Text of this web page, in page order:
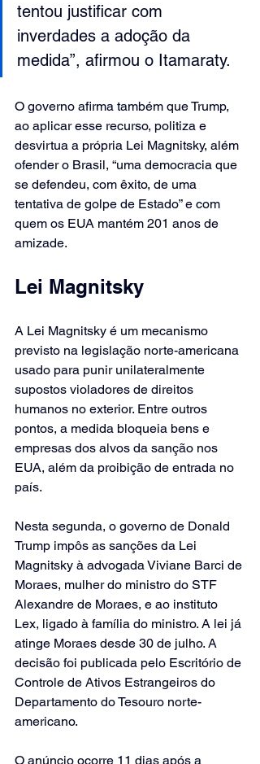
tentou justificar com
inverdades a adoção da
medida”, afirmou o Itamaraty.
O governo afirma também que Trump,
ao aplicar esse recurso, politiza e
desvirtua a própria Lei Magnitsky, além
ofender o Brasil, “uma democracia que
se defendeu, com êxito, de uma
tentativa de golpe de Estado” e com
quem os EUA mantém 201 anos de
amizade.
Lei Magnitsky
A Lei Magnitsky é um mecanismo
previsto na legislação norte-americana
usado para punir unilateralmente
supostos violadores de direitos
humanos no exterior. Entre outros
pontos, a medida bloqueia bens e
empresas dos alvos da sanção nos
EUA, além da proibição de entrada no
país.
Nesta segunda, o governo de Donald
Trump impôs as sanções da Lei
Magnitsky à advogada Viviane Barci de
Moraes, mulher do ministro do STF
Alexandre de Moraes, e ao instituto
Lex, ligado à família do ministro. A lei já
atinge Moraes desde 30 de julho. A
decisão foi publicada pelo Escritório de
Controle de Ativos Estrangeiros do
Departamento do Tesouro norte-
americano.
O anúncio ocorre 11 dias após a